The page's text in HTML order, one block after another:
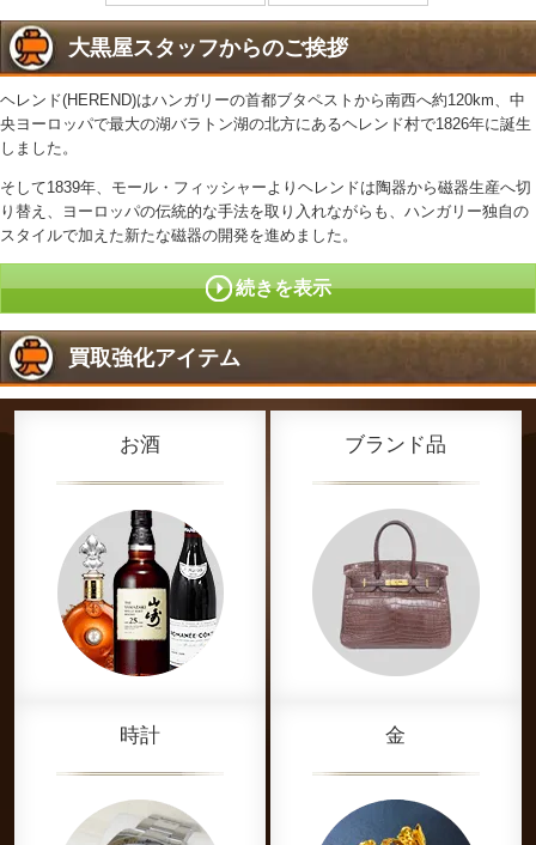
大黒屋スタッフからのご挨拶
ヘレンド(HEREND)はハンガリーの首都ブタペストから南西へ約120km、中
央ヨーロッパで最大の湖バラトン湖の北方にあるヘレンド村で1826年に誕生
しました。
そして1839年、モール・フィッシャーよりヘレンドは陶器から磁器生産へ切
り替え、ヨーロッパの伝統的な手法を取り入れながらも、ハンガリー独自の
スタイルで加えた新たな磁器の開発を進めました。
続きを表示
買取強化アイテム
お酒 ブランド品
時計 金